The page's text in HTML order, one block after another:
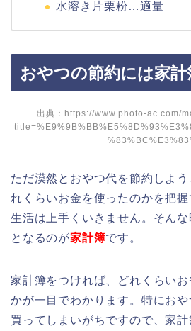
水溶き片栗粉…適量
おやつの節約には家計
出典： https://www.photo-ac.com/
ただ漠然とおやつ代を節約しよ
れくらいお金を使ったのかを把
生活は上手くいきません。そん
となるのが家計簿です。
家計簿をつければ、どれくらい
かが一目でわかります。特にお
買ってしまいがちですので、家